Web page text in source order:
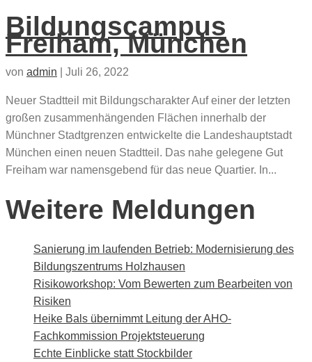
Bildungscampus
Freiham, München
von admin Juli 26, 2022
Neuer Stadtteil mit Bildungscharakter Auf einer der letzten
großen zusammenhängenden Flächen innerhalb der
Münchner Stadtgrenzen entwickelte die Landeshauptstadt
München einen neuen Stadtteil. Das nahe gelegene Gut
Freiham war namensgebend für das neue Quartier. In...
Weitere Meldungen
Sanierung im laufenden Betrieb: Modernisierung des
Bildungszentrums Holzhausen
Risikoworkshop: Vom Bewerten zum Bearbeiten von
Risiken
Heike Bals übernimmt Leitung der AHO-
Fachkommission Projektsteuerung
Echte Einblicke statt Stockbilder